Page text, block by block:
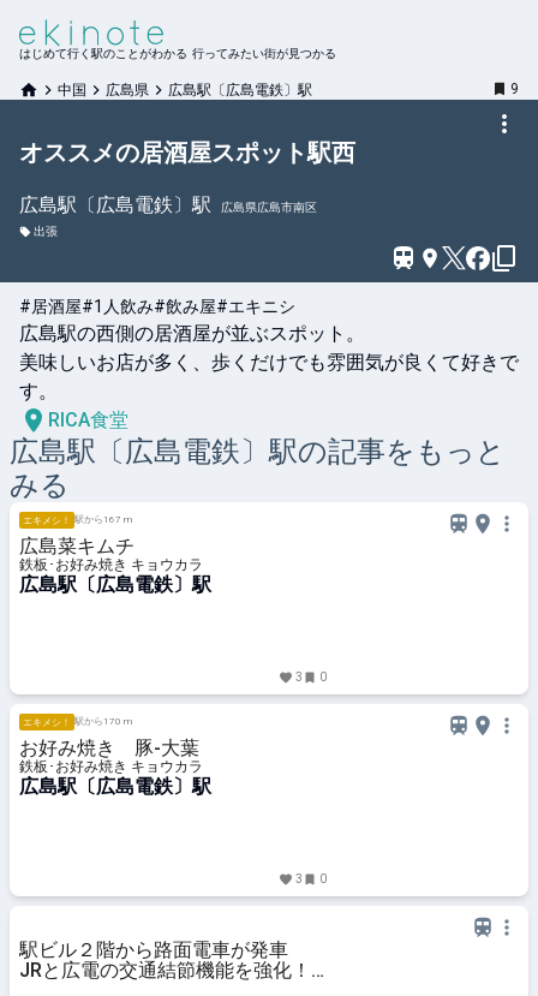
はじめて行く駅のことがわかる 行ってみたい街が見つかる
中国 広島県 広島駅〔広島電鉄〕駅 9
オススメの居酒屋スポット駅西
広島駅〔広島電鉄〕駅
広島県広島市南区
出張
#居酒屋#1人飲み#飲み屋#エキニシ
広島駅の西側の居酒屋が並ぶスポット。
美味しいお店が多く、歩くだけでも雰囲気が良くて好きで
す。
RICA食堂
広島駅〔広島電鉄〕駅の記事をもっと
みる
エキメシ！ 駅から167 m
広島菜キムチ
鉄板･お好み焼き キョウカラ
広島駅〔広島電鉄〕駅
3 0
エキメシ！ 駅から170 m
お好み焼き 豚-大葉
鉄板･お好み焼き キョウカラ
広島駅〔広島電鉄〕駅
3 0
駅ビル２階から路面電車が発車
JRと広電の交通結節機能を強化！